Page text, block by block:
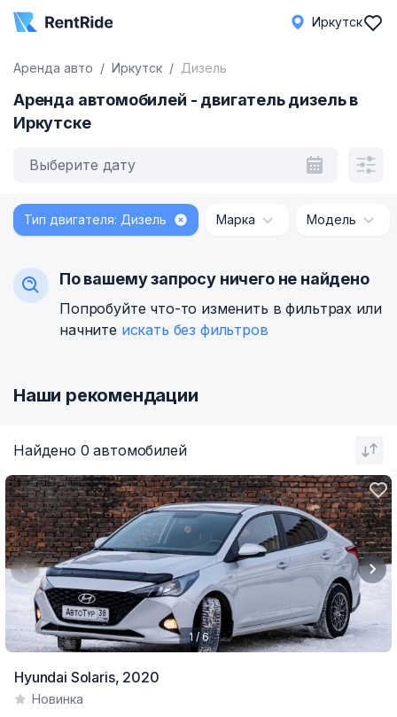
Иркутск
Аренда авто Иркутск Дизель
Аренда автомобилей - двигатель дизель в
Иркутске
Выберите дату
Тип двигателя: Дизель Марка Модель
Найдено 0 автомобилей
По вашему запросу ничего не найдено
Попробуйте что-то изменить в фильтрах или
начните искать без фильтров
Наши рекомендации
of
1 / 6
Hyundai Solaris, 2020
Новинка